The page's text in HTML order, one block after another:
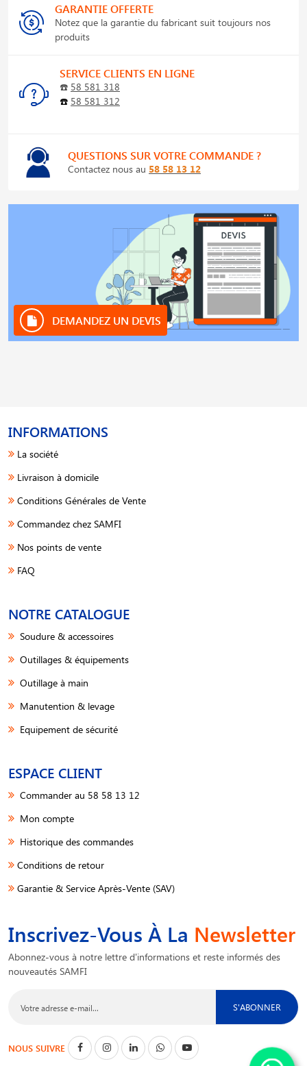
GARANTIE OFFERTE
Notez que la garantie du fabricant suit toujours nos
produits
SERVICE CLIENTS EN LIGNE
☎️ 58 581 318
☎️ 58 581 312
QUESTIONS SUR VOTRE COMMANDE ?
Contactez nous au 58 58 13 12
DEMANDEZ UN DEVIS
INFORMATIONS
La société
Livraison à domicile
Conditions Générales de Vente
Commandez chez SAMFI
Nos points de vente
FAQ
NOTRE CATALOGUE
Soudure & accessoires
Outillages & équipements
Outillage à main
Manutention & levage
Equipement de sécurité
ESPACE CLIENT
Commander au 58 58 13 12
Mon compte
Historique des commandes
Conditions de retour
Garantie & Service Après-Vente (SAV)
Inscrivez-Vous À La Newsletter
Abonnez-vous à notre lettre d'informations et reste informés des
nouveautés SAMFI
S'ABONNER
NOUS SUIVRE